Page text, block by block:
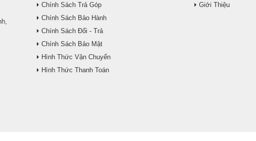
Chính Sách Trả Góp
Chính Sách Bảo Hành
Chính Sách Đổi - Trả
Chính Sách Bảo Mật
Hình Thức Vận Chuyển
Hình Thức Thanh Toán
Giới Thiệu